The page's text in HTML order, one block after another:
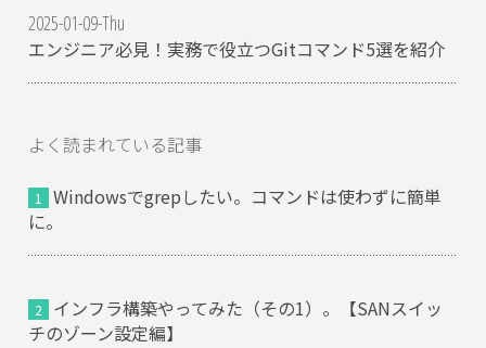
2025-01-09-Thu
エンジニア必見！実務で役立つGitコマンド5選を紹介
よく読まれている記事
Windowsでgrepしたい。コマンドは使わずに簡単
に。
インフラ構築やってみた（その1）。【SANスイッ
チのゾーン設定編】